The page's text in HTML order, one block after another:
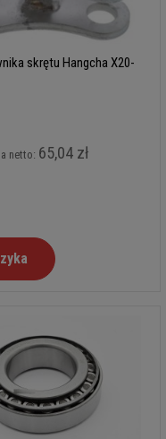
skrętu Hangcha X20-
netto: 65,04 zł